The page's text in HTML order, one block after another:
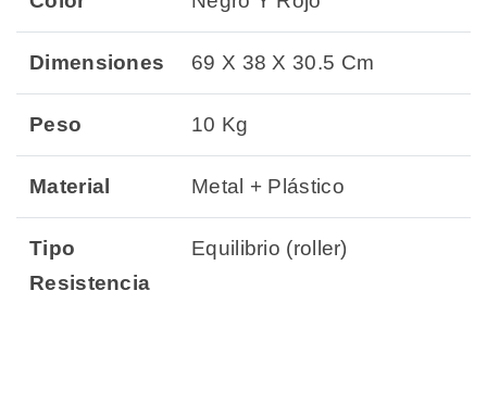
Dimensiones 69 X 38 X 30.5 Cm
Peso 10 Kg
Material Metal + Plástico
Tipo
Resistencia
Equilibrio (roller)